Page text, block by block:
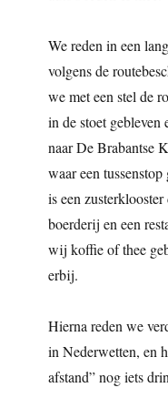
We reden in een
volgens de
we met een stel de
in de stoet gebleven
naar De Brabantse
waar een
is een
boerderij en een
wij koffie of thee
erbij.
Hierna reden we
in Nederwetten, en
afstand” nog iets